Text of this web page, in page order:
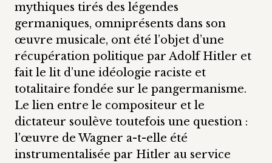
mythiques tirés des légendes
germaniques, omniprésents dans son
œuvre musicale, ont été l’objet d’une
récupération politique par Adolf Hitler et
fait le lit d’une idéologie raciste et
totalitaire fondée sur le pangermanisme.
Le lien entre le compositeur et le
dictateur soulève toutefois une question :
l’œuvre de Wagner a-t-elle été
instrumentalisée par Hitler au service